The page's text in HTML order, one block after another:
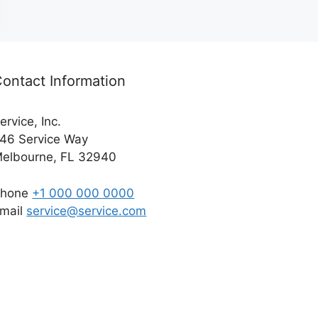
Information
Inc.
Service Way
FL 32940
+1 000 000 0000
service@service.com